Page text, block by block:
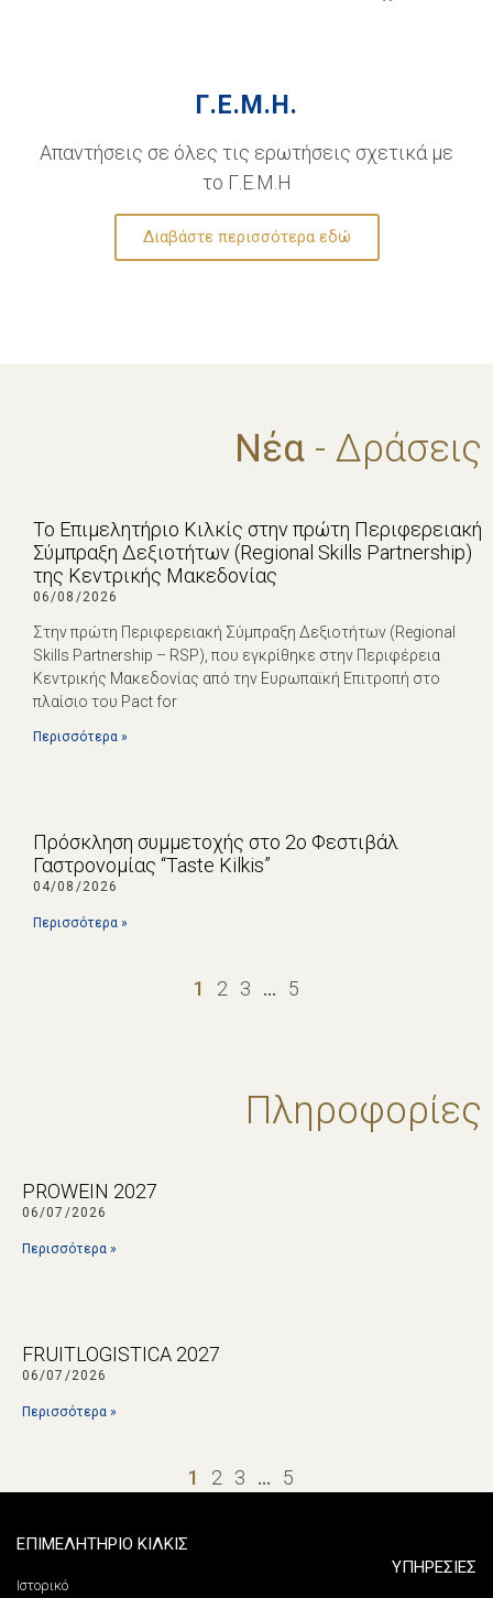
Γ.Ε.Μ.Η.
Απαντήσεις σε όλες τις ερωτήσεις σχετικά με
το Γ.Ε.Μ.Η
Διαβάστε περισσότερα εδώ
Νέα - Δράσεις
Το Επιμελητήριο Κιλκίς στην πρώτη Περιφερειακή
Σύμπραξη Δεξιοτήτων (Regional Skills Partnership)
της Κεντρικής Μακεδονίας
06/08/2026
Στην πρώτη Περιφερειακή Σύμπραξη Δεξιοτήτων (Regional
Skills Partnership – RSP), που εγκρίθηκε στην Περιφέρεια
Κεντρικής Μακεδονίας από την Ευρωπαϊκή Επιτροπή στο
πλαίσιο του Pact for
Περισσότερα »
Πρόσκληση συμμετοχής στο 2ο Φεστιβάλ
Γαστρονομίας “Taste Kilkis”
04/08/2026
Περισσότερα »
1 2 3 … 5
Πληροφορίες
PROWEIN 2027
06/07/2026
Περισσότερα »
FRUITLOGISTICA 2027
06/07/2026
Περισσότερα »
1 2 3 … 5
ΕΠΙΜΕΛΗΤΗΡΙΟ ΚΙΛΚΙΣ
Ιστορικό
ΥΠΗΡΕΣΙΕΣ